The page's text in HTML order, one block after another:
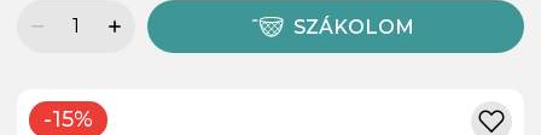
SZÁKOLOM
-15%